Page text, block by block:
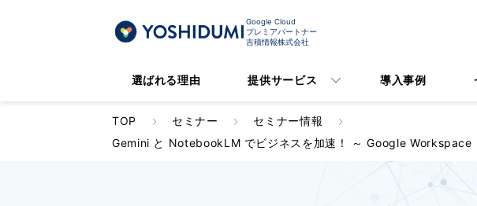
Google Cloud
プレミアパートナー
吉積情報株式会社
選ばれる理由 提供サービス 導入事例
TOP セミナー
セミナー情報
Gemini と NotebookLM でビジネスを加速！ ～ Google Workspace